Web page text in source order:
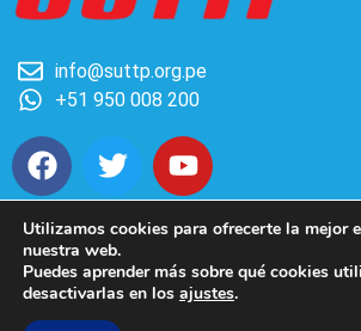
info@suttp.org.pe
+51 950 008 200
F
a
c
e
b
o
T
w
i
t
t
e
Y
o
u
t
u
b
Copyright © 2026 Sindicato Unitario de
Telefónica del Perú
Utilizamos cookies para ofrecerte la mejor
nuestra web.
Puedes aprender más sobre qué cookies
desactivarlas en los ajustes.